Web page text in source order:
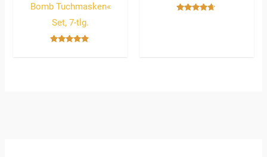
Bomb Tuchmasken«
Set, 7-tlg.